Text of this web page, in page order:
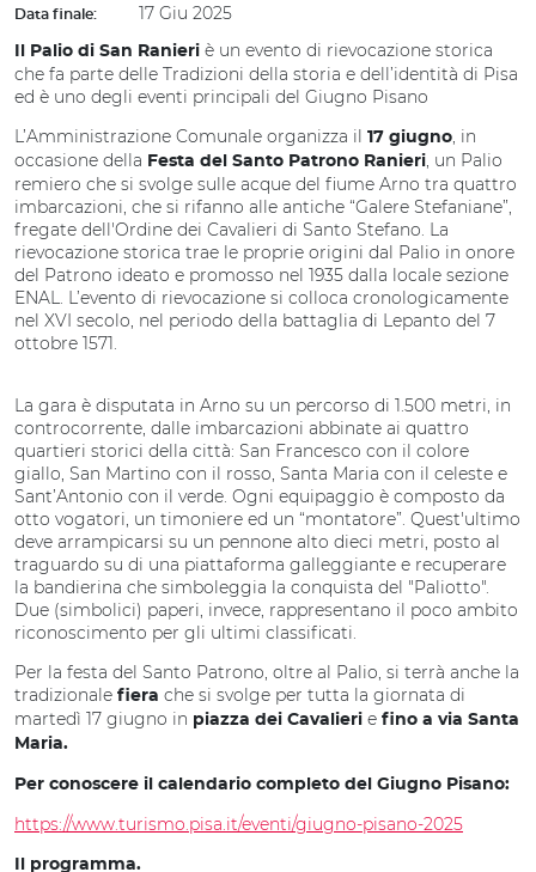
Data finale: 17 Giu 2025
Il Palio di San Ranieri è un evento di rievocazione storica
che fa parte delle Tradizioni della storia e dell’identità di Pisa
ed è uno degli eventi principali del Giugno Pisano
L’Amministrazione Comunale organizza il 17 giugno, in
occasione della Festa del Santo Patrono Ranieri, un Palio
remiero che si svolge sulle acque del fiume Arno tra quattro
imbarcazioni, che si rifanno alle antiche “Galere Stefaniane”,
fregate dell'Ordine dei Cavalieri di Santo Stefano. La
rievocazione storica trae le proprie origini dal Palio in onore
del Patrono ideato e promosso nel 1935 dalla locale sezione
ENAL. L’evento di rievocazione si colloca cronologicamente
nel XVI secolo, nel periodo della battaglia di Lepanto del 7
ottobre 1571.
La gara è disputata in Arno su un percorso di 1.500 metri, in
controcorrente, dalle imbarcazioni abbinate ai quattro
quartieri storici della città: San Francesco con il colore
giallo, San Martino con il rosso, Santa Maria con il celeste e
Sant’Antonio con il verde. Ogni equipaggio è composto da
otto vogatori, un timoniere ed un “montatore”. Quest'ultimo
deve arrampicarsi su un pennone alto dieci metri, posto al
traguardo su di una piattaforma galleggiante e recuperare
la bandierina che simboleggia la conquista del "Paliotto".
Due (simbolici) paperi, invece, rappresentano il poco ambito
riconoscimento per gli ultimi classificati.
Per la festa del Santo Patrono, oltre al Palio, si terrà anche la
tradizionale fiera che si svolge per tutta la giornata di
martedì 17 giugno in piazza dei Cavalieri e fino a via Santa
Maria.
Per conoscere il calendario completo del Giugno Pisano:
https://www.turismo.pisa.it/eventi/giugno-pisano-2025
Il programma.